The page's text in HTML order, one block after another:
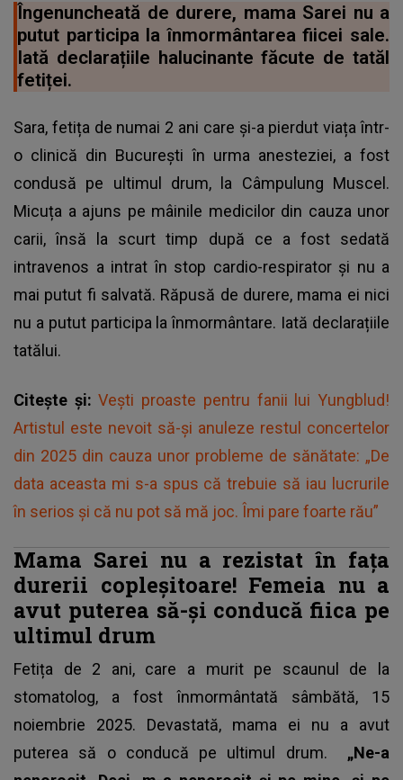
Îngenuncheată de durere, mama Sarei nu a
putut participa la înmormântarea fiicei sale.
Iată declarațiile halucinante făcute de tatăl
fetiței.
Sara, fetița de numai 2 ani care și-a pierdut viața într-
o clinică din București în urma anesteziei, a fost
condusă pe ultimul drum, la Câmpulung Muscel.
Micuța a ajuns pe mâinile medicilor din cauza unor
carii, însă la scurt timp după ce a fost sedată
intravenos a intrat în stop cardio-respirator și nu a
mai putut fi salvată. Răpusă de durere, mama ei nici
nu a putut participa la înmormântare. Iată declarațiile
tatălui.
Citește și:Vești proaste pentru fanii lui Yungblud!
Artistul este nevoit să-și anuleze restul concertelor
din 2025 din cauza unor probleme de sănătate: „De
data aceasta mi s-a spus că trebuie să iau lucrurile
în serios și că nu pot să mă joc. Îmi pare foarte rău”
Mama Sarei nu a rezistat în fața
durerii copleșitoare! Femeia nu a
avut puterea să-și conducă fiica pe
ultimul drum
Fetița de 2 ani,care a murit pe scaunul de la
stomatolog, a fost înmormântată sâmbătă, 15
noiembrie 2025. Devastată, mama ei nu a avut
puterea să o conducă pe ultimul drum. „Ne-a